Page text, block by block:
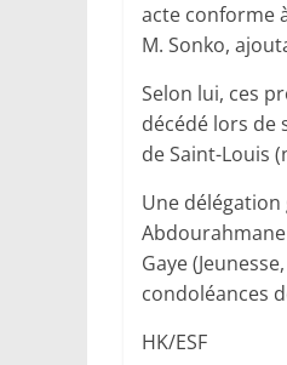
acte conforme
M. Sonko,
Selon lui, ces
décédé lors de
de Saint-Louis
Une
Gaye
condoléances
HK/ESF